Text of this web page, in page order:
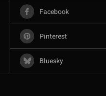
Facebook
Pinterest
Bluesky